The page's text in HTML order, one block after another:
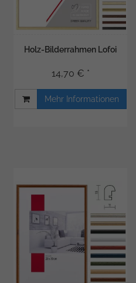
Holz-Bilderrahmen Lofoi
14,70 € *
Mehr Informationen